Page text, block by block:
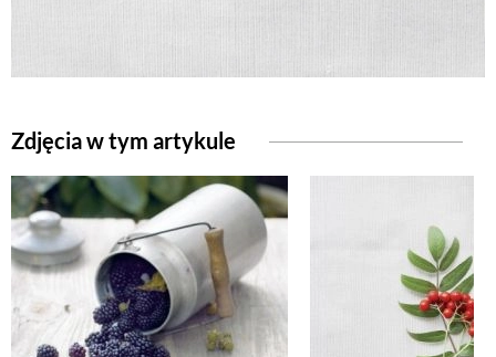
Zdjęcia w tym artykule
ZWIERZĘTA DOMOWE
ZWIERZĘTA W NATURZE
GRZYBY